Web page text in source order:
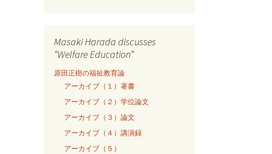
Masaki Harada discusses
“Welfare Education”
原田正樹の福祉教育論
アーカイブ（１）著書
アーカイブ（２）学位論文
アーカイブ（３）論文
アーカイブ（４）講演録
アーカイブ（５）